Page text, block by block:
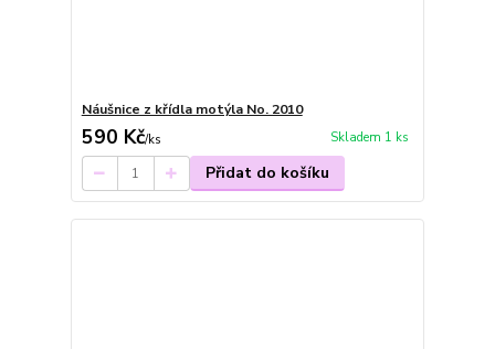
Náušnice z křídla motýla No. 2010
590 Kč/ks Skladem 1 ks
Přidat do košíku